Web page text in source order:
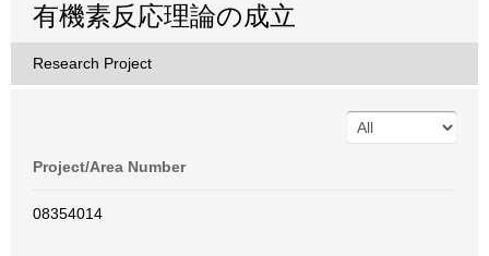
有機素反応理論の成立
Research Project
Project/Area Number
08354014